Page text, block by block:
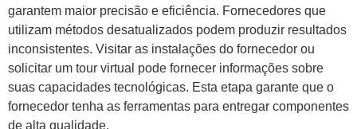
garantem maior precisão e eficiência. Fornecedores que
utilizam métodos desatualizados podem produzir resultados
inconsistentes. Visitar as instalações do fornecedor ou
solicitar um tour virtual pode fornecer informações sobre
suas capacidades tecnológicas. Esta etapa garante que o
fornecedor tenha as ferramentas para entregar componentes
de alta qualidade.